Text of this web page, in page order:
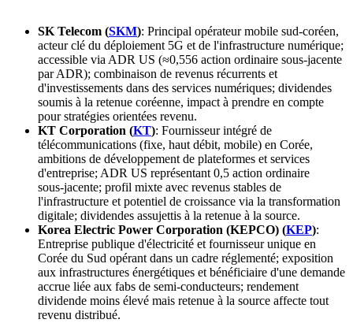
SK Telecom (SKM): Principal opérateur mobile sud‑coréen,
acteur clé du déploiement 5G et de l'infrastructure numérique;
accessible via ADR US (≈0,556 action ordinaire sous‑jacente
par ADR); combinaison de revenus récurrents et
d'investissements dans des services numériques; dividendes
soumis à la retenue coréenne, impact à prendre en compte
pour stratégies orientées revenu.
KT Corporation (KT): Fournisseur intégré de
télécommunications (fixe, haut débit, mobile) en Corée,
ambitions de développement de plateformes et services
d'entreprise; ADR US représentant 0,5 action ordinaire
sous‑jacente; profil mixte avec revenus stables de
l'infrastructure et potentiel de croissance via la transformation
digitale; dividendes assujettis à la retenue à la source.
Korea Electric Power Corporation (KEPCO) (KEP):
Entreprise publique d'électricité et fournisseur unique en
Corée du Sud opérant dans un cadre réglementé; exposition
aux infrastructures énergétiques et bénéficiaire d'une demande
accrue liée aux fabs de semi‑conducteurs; rendement
dividende moins élevé mais retenue à la source affecte tout
revenu distribué.